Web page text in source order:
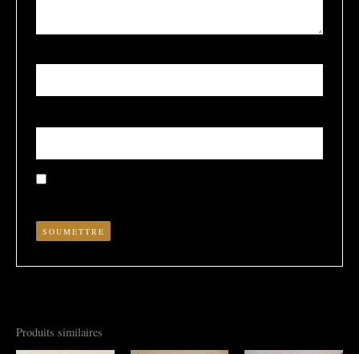
Produits similaires